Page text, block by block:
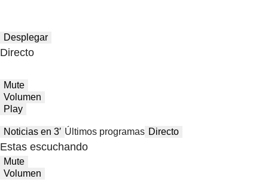
Desplegar
Directo
Mute
Volumen
Play
Noticias en 3′ Últimos programas Directo
Estas escuchando
Mute
Volumen